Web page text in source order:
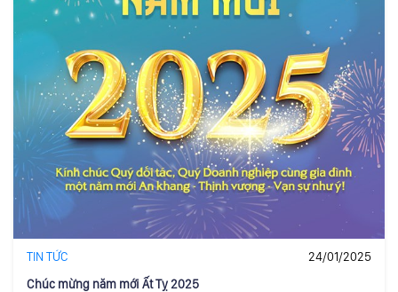
TIN TỨC
24/01/2025
Chúc mừng năm mới Ất Tỵ 2025